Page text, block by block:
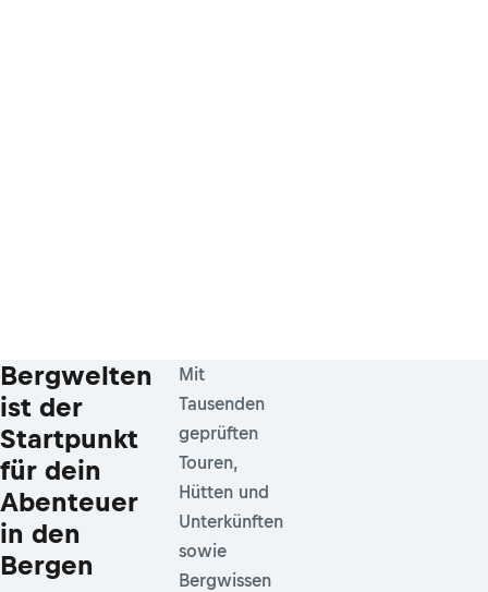
Bergwelten
ist der
Startpunkt
für dein
Abenteuer
in den
Bergen
Mit
Tausenden
geprüften
Touren,
Hütten und
Unterkünften
sowie
Bergwissen